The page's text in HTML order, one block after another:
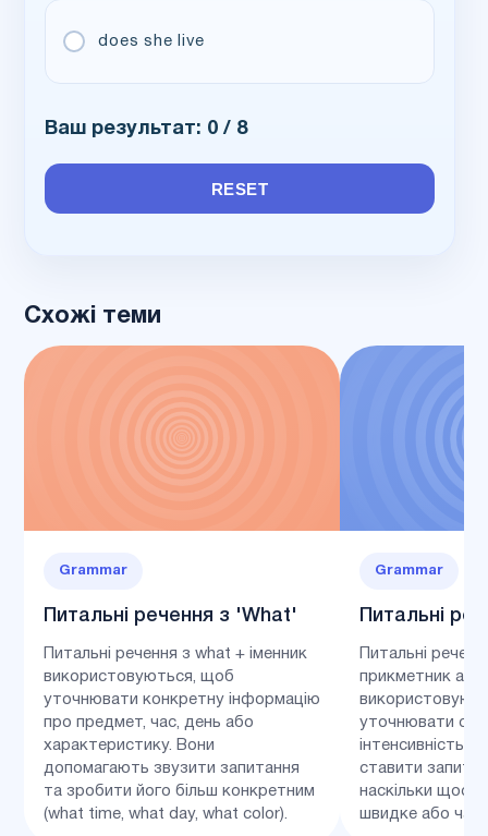
does she live
Ваш результат: 0 / 8
RESET
Схожі теми
Grammar
Питальні речення з 'What'
Питальні речення з what + іменник
використовуються, щоб
уточнювати конкретну інформацію
про предмет, час, день або
характеристику. Вони
допомагають звузити запитання
та зробити його більш конкретним
(what time, what day, what color).
Grammar
Питальні
Питальні
прикметник або
уточнювати
інтенсивність.
ставити
наскільки щось
швидке або